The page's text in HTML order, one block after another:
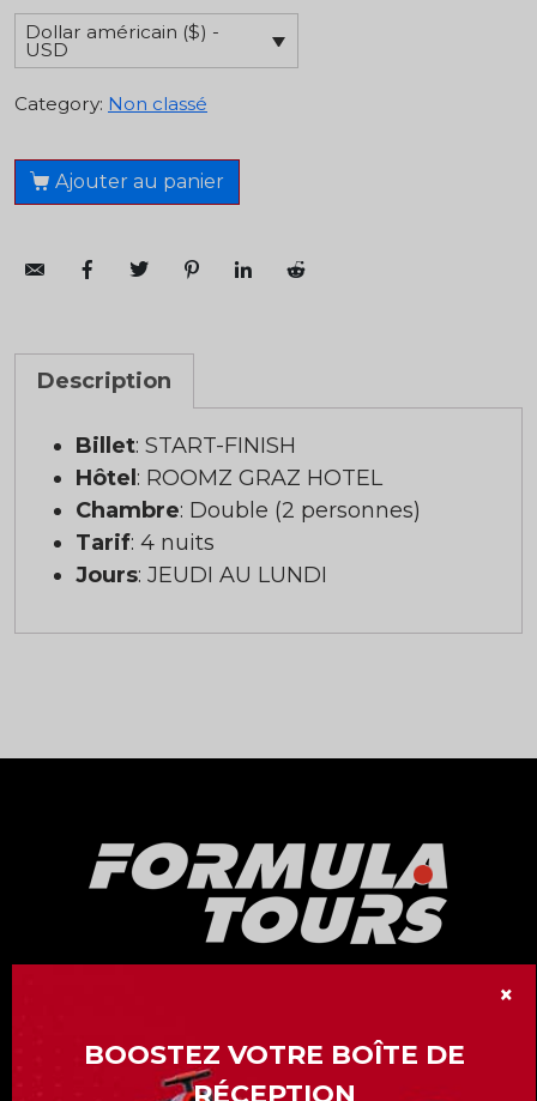
Dollar américain ($) -
USD
Category: Non classé
Ajouter au panier
Description
Billet: START-FINISH
Hôtel: ROOMZ GRAZ HOTEL
Chambre: Double (2 personnes)
Tarif: 4 nuits
Jours: JEUDI AU LUNDI
plus de 15 Grand-Prix de Formule 1 à travers
le monde.
×
BOOSTEZ VOTRE BOÎTE DE